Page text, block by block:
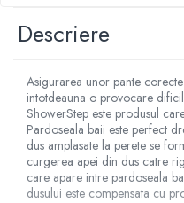
Descriere
Asigurarea unor pante
intotdeauna o provocare
ShowerStep este produsul
Pardoseala baii este perfect
dus amplasate la perete se
curgerea apei din dus catre
care apare intre pardoseala
dusului este compensata cu